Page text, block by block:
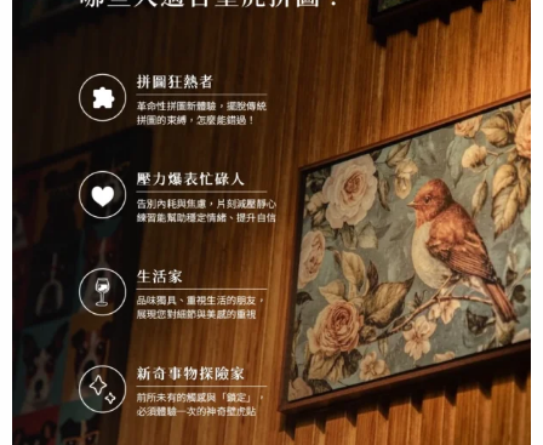
GECKO POWER PUZZLE ENGLISH DEMONSTRATION 2:38